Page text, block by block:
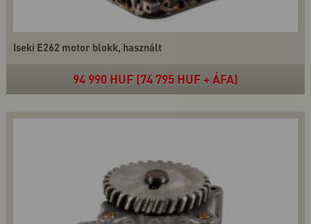
Iseki E262 motor blokk, használt
94 990 HUF (74 795 HUF + ÁFA)